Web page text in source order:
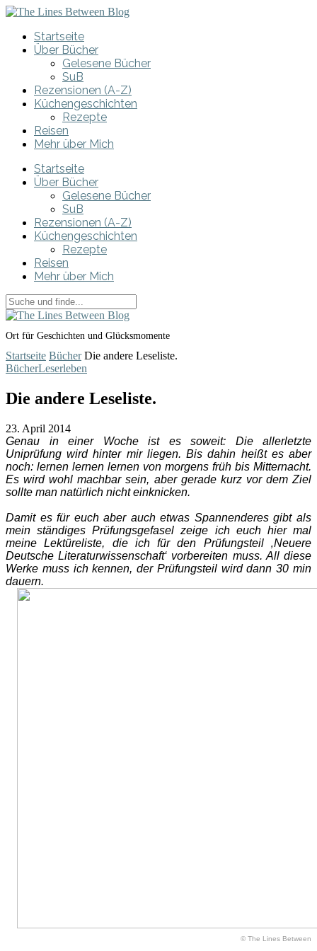
Startseite
Über Bücher
Gelesene Bücher
SuB
Rezensionen (A-Z)
Küchengeschichten
Rezepte
Reisen
Mehr über Mich
Startseite
Über Bücher
Gelesene Bücher
SuB
Rezensionen (A-Z)
Küchengeschichten
Rezepte
Reisen
Mehr über Mich
Ort für Geschichten und Glücksmomente
Startseite Bücher Die andere Leseliste.
BücherLeserleben
Die andere Leseliste.
23. April 2014
Genau in einer Woche ist es soweit: Die allerletzte
Uniprüfung wird hinter mir liegen. Bis dahin heißt es aber
noch: lernen lernen lernen von morgens früh bis Mitternacht.
Es wird wohl machbar sein, aber gerade kurz vor dem Ziel
sollte man natürlich nicht einknicken.
Damit es für euch aber auch etwas Spannenderes gibt als
mein ständiges Prüfungsgefasel zeige ich euch hier mal
meine Lektüreliste, die ich für den Prüfungsteil ‚Neuere
Deutsche Literaturwissenschaft‘ vorbereiten muss. All diese
Werke muss ich kennen, der Prüfungsteil wird dann 30 min
dauern.
© The Lines Between